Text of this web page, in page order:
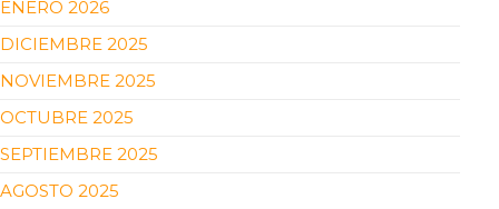
ENERO 2026
DICIEMBRE 2025
NOVIEMBRE 2025
OCTUBRE 2025
SEPTIEMBRE 2025
AGOSTO 2025